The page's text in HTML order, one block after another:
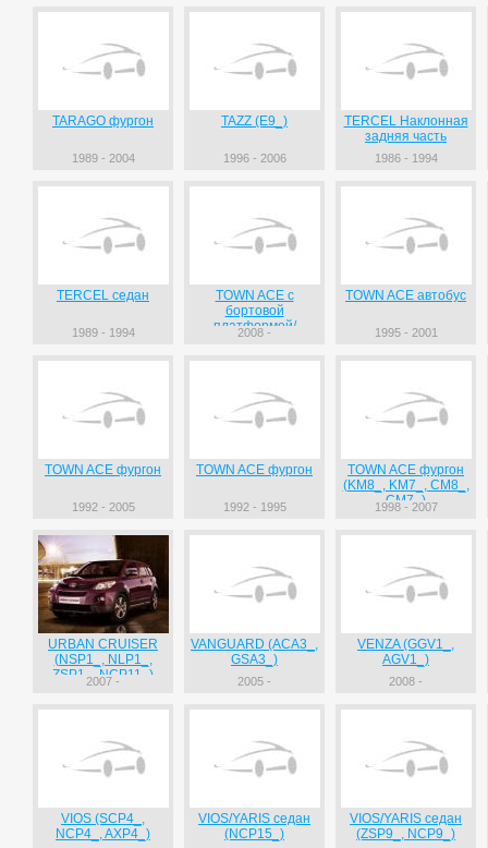
TARAGO фургон
1989 - 2004
TAZZ (E9_)
1996 - 2006
TERCEL Наклонная
задняя часть
1986 - 1994
TERCEL седан
1989 - 1994
TOWN ACE c
бортовой
платформой/
ходовая часть (S4_)
2008 -
TOWN ACE автобус
1995 - 2001
TOWN ACE фургон
1992 - 2005
TOWN ACE фургон
1992 - 1995
TOWN ACE фургон
(KM8_, KM7_, CM8_,
CM7_)
1998 - 2007
URBAN CRUISER
(NSP1_, NLP1_,
ZSP1_, NCP11_)
2007 -
VANGUARD (ACA3_,
GSA3_)
2005 -
VENZA (GGV1_,
AGV1_)
2008 -
VIOS (SCP4_,
NCP4_, AXP4_)
VIOS/YARIS седан
(NCP15_)
VIOS/YARIS седан
(ZSP9_, NCP9_)